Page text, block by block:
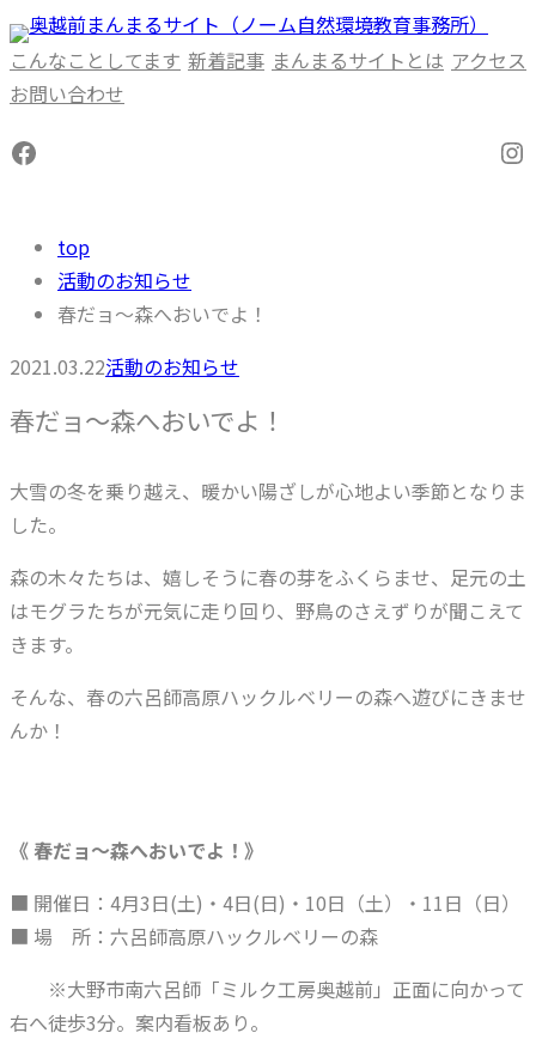
内
容
を
キ
こんなことしてます 新着記事 まんまるサイトとは アクセス
お問い合わせ
Facebook
top
活動のお知らせ
春だョ～森へおいでよ！
2021.03.22活動のお知らせ
春だョ～森へおいでよ！
大雪の冬を乗り越え、暖かい陽ざしが心地よい季節となりま
した。
森の木々たちは、嬉しそうに春の芽をふくらませ、足元の土
はモグラたちが元気に走り回り、野鳥のさえずりが聞こえて
きます。
そんな、春の六呂師高原ハックルベリーの森へ遊びにきませ
んか！
《 春だョ～森へおいでよ！》
■ 開催日：4月3日(土)・4日(日)・10日（土）・11日（日）
■ 場 所：六呂師高原ハックルベリーの森
※大野市南六呂師「ミルク工房奥越前」正面に向かって
右へ徒歩3分。案内看板あり。